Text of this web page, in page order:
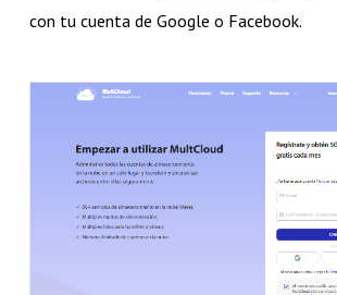
con tu cuenta de Google o Facebook.